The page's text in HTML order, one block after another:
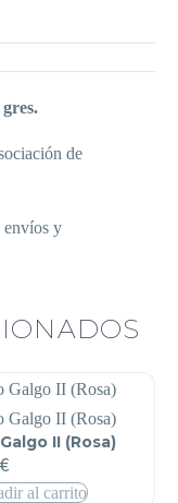
de
envíos y
II (Rosa)
€
al carrito